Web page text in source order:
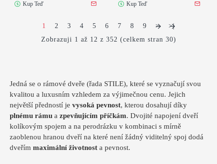
Jedná se o rámové dveře (řada STILE), které se vyznačují svou
kvalitou a luxusním vzhledem za výjimečnou cenu. Jejich
největší předností je vysoká pevnost, kterou dosahují díky
plnému rámu a zpevňujícím příčkám. Dvojité napojení dveří
kolíkovým spojem a na perodrázku v kombinaci s mírně
zaoblenou hranou dveří na které není žádný viditelný spoj dodá
dveřím maximální životnost a pevnost.
Kup Teď Kup Teď
1 2 3 4 5 6 7 8 9 >
>|
Zobrazuji 1 až 12 z 352 (celkem stran 30)